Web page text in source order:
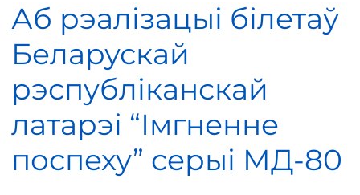
Аб рэалізацыі білетаў
Беларускай
рэспубліканскай
латарэі “Імгненне
поспеху” серыі МД-80